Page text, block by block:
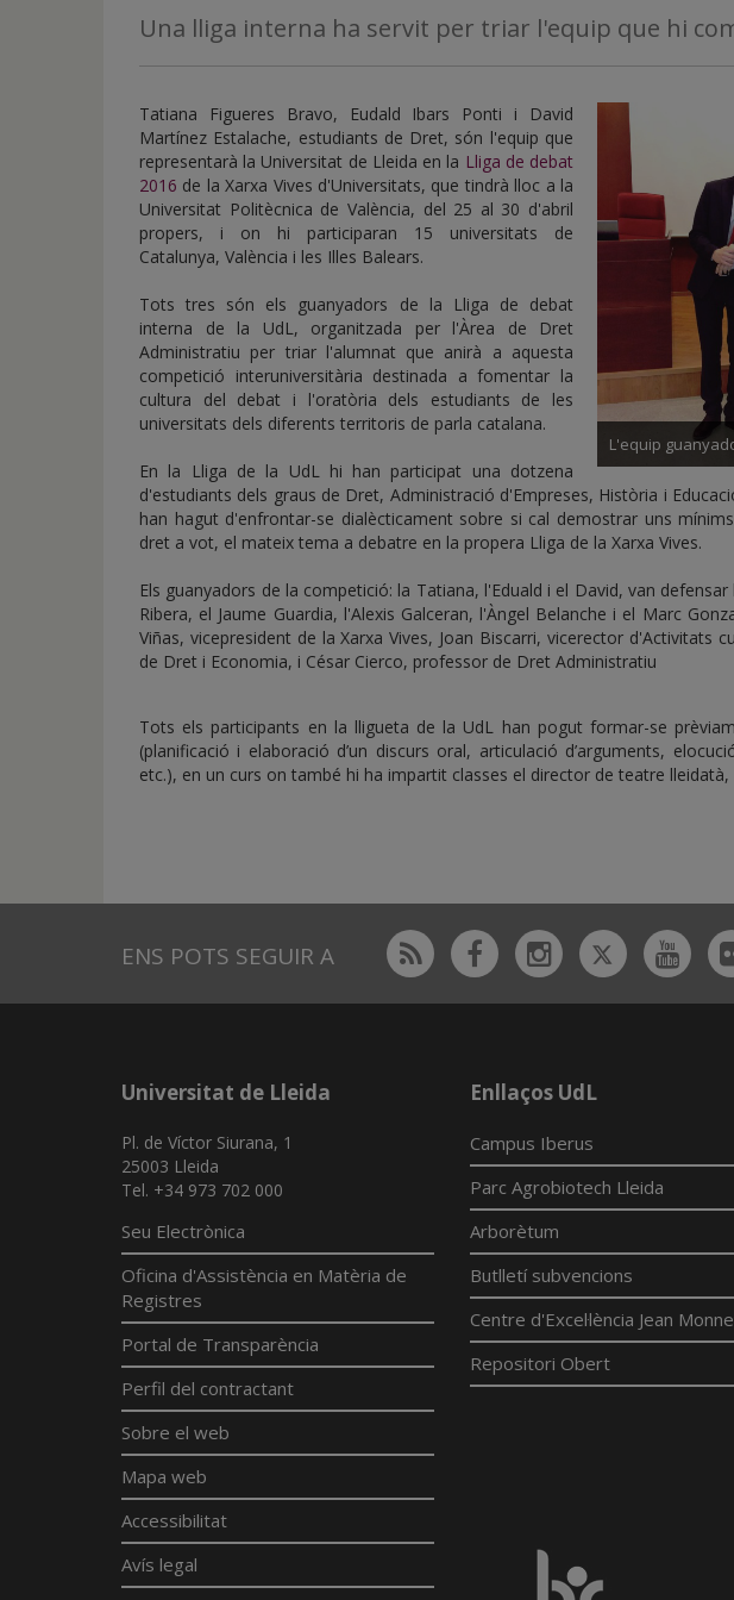
inicio
Una lliga interna ha servit per triar l'equip que hi
L'equip
Tatiana Figueres Bravo, Eudald Ibars Ponti i David
Martínez Estalache, estudiants de Dret, són l'equip que
representarà la Universitat de Lleida en la Lliga de debat
2016 de la Xarxa Vives d'Universitats, que tindrà lloc a la
Universitat Politècnica de València, del 25 al 30 d'abril
propers, i on hi participaran 15 universitats de
Catalunya, València i les Illes Balears.
Tots tres són els guanyadors de la Lliga de debat
interna de la UdL, organitzada per l'Àrea de Dret
Administratiu per triar l'alumnat que anirà a aquesta
competició interuniversitària destinada a fomentar la
cultura del debat i l'oratòria dels estudiants de les
universitats dels diferents territoris de parla catalana.
En la Lliga de la UdL hi han participat una dotzena
d'estudiants dels graus de Dret, Administració d'Empreses, Història i
han hagut d'enfrontar-se dialècticament sobre si cal demostrar uns
dret a vot, el mateix tema a debatre en la propera Lliga de la Xarxa Vives.
Els guanyadors de la competició: la Tatiana, l'Eduald i el David, van
Ribera, el Jaume Guardia, l'Alexis Galceran, l'Àngel Belanche i el Marc
Viñas, vicepresident de la Xarxa Vives, Joan Biscarri, vicerector d'Activitats
de Dret i Economia, i César Cierco, professor de Dret Administratiu
Tots els participants en la lligueta de la UdL han pogut formar-se
(planificació i elaboració d’un discurs oral, articulació d’arguments,
etc.), en un curs on també hi ha impartit classes el director de teatre lleidatà,
ENS POTS SEGUIR A Rss FacebookInstagram
Twitter
Universitat de Lleida
Pl. de Víctor Siurana, 1
25003 Lleida
Tel. +34 973 702 000
Seu Electrònica
Oficina d'Assistència en Matèria de
Registres
Portal de Transparència
Perfil del contractant
Sobre el web
Mapa web
Accessibilitat
Avís legal
Enllaços UdL
Campus Iberus
Parc Agrobiotech Lleida
Arborètum
Butlletí subvencions
Centre d'Excel·lència Jean
Repositori Obert